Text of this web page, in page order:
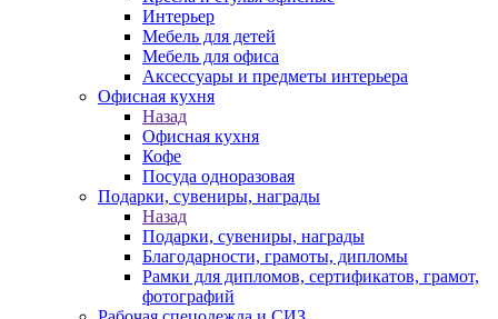
Интерьер
Мебель для детей
Мебель для офиса
Аксессуары и предметы интерьера
Офисная кухня
Назад
Офисная кухня
Кофе
Посуда одноразовая
Подарки, сувениры, награды
Назад
Подарки, сувениры, награды
Благодарности, грамоты, дипломы
Рамки для дипломов, сертификатов, грамот,
фотографий